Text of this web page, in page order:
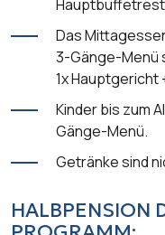
Das
3-Gänge-Menü
1x Hauptgericht
Kinder bis zum
Gänge-Menü.
Getränke sind
HALBPENSION